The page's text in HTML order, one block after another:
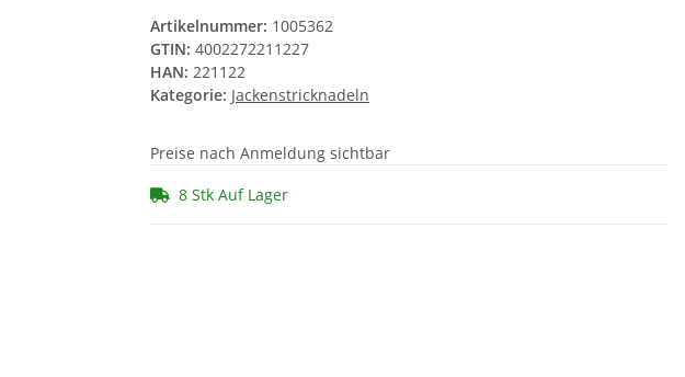
Artikelnummer: 1005362
GTIN: 4002272211227
HAN: 221122
Kategorie: Jackenstricknadeln
Preise nach Anmeldung sichtbar
8 Stk Auf Lager